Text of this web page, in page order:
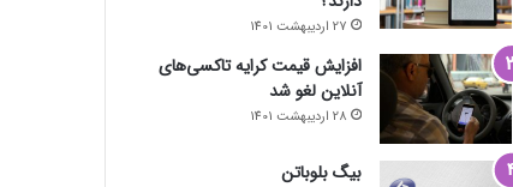
27 اردیبهشت 1401
افزایش قیمت کرایه تاکسی‌های
آنلاین لغو شد
28 اردیبهشت 1401
بیگ بلوباتن